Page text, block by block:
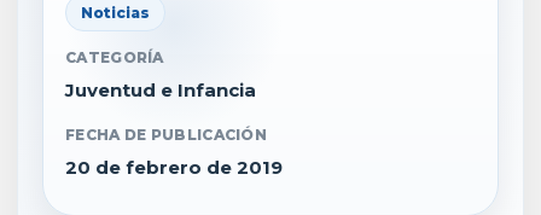
Noticias
CATEGORÍA
Juventud e Infancia
FECHA DE PUBLICACIÓN
20 de febrero de 2019